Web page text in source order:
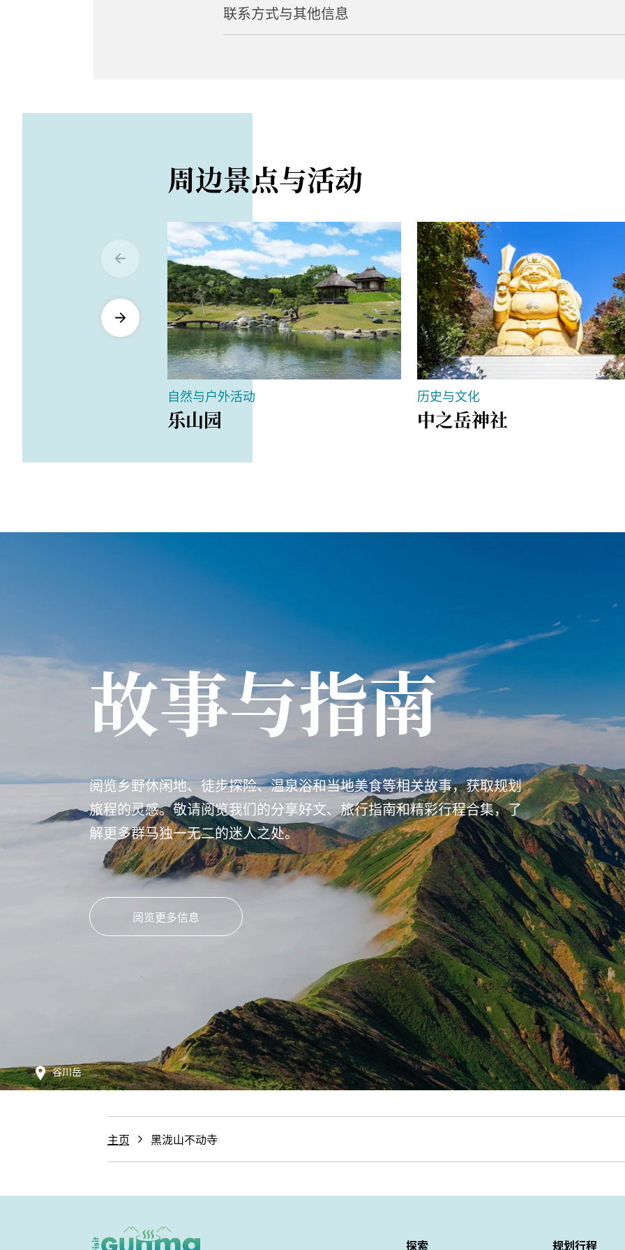
路程距离
营业时间
联系方式与其他信息
周边景点与活动
自然与户外活动
乐山园
历史与文化
中之岳神社
故事与指南
阅览乡野休闲地、徒步探险、温泉浴和当地美食等相关故事，获取规划
旅程的灵感。敬请阅览我们的分享好文、旅行指南和精彩行程合集，了
解更多群马独一无二的迷人之处。
阅览更多信息
谷川岳
主页 黑泷山不动寺
探索 规划行程